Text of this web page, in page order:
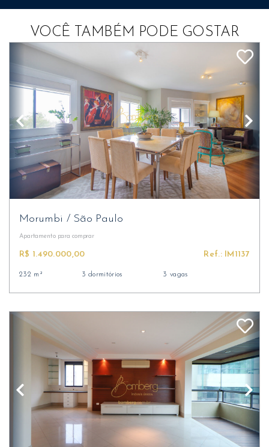
VOCÊ TAMBÉM PODE GOSTAR
Morumbi / São Paulo
Apartamento para comprar
R$ 1.490.000,00 Ref.: IM1137
232 m² 3 dormitórios 3 vagas